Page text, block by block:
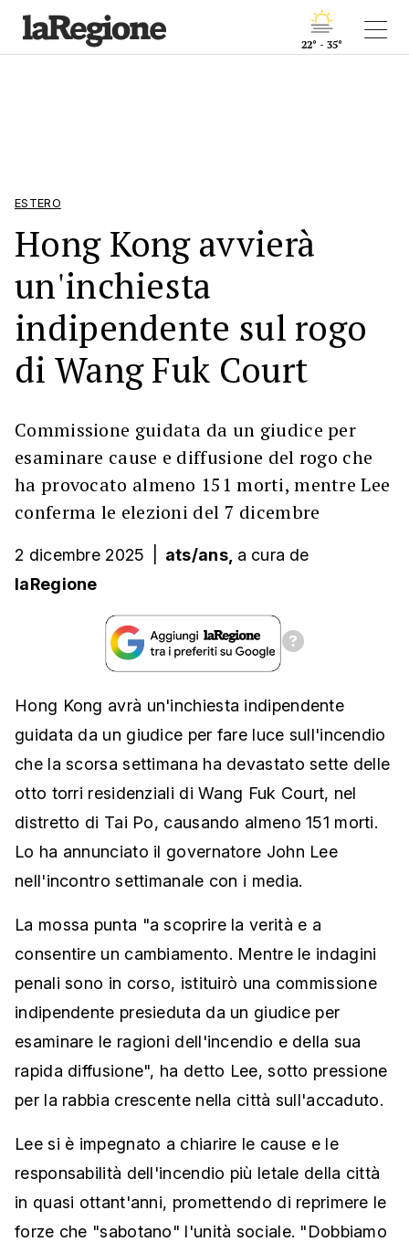
22° - 35°
ESTERO
Hong Kong avvierà
un'inchiesta
indipendente sul rogo
di Wang Fuk Court
Commissione guidata da un giudice per
esaminare cause e diffusione del rogo che
ha provocato almeno 151 morti, mentre Lee
conferma le elezioni del 7 dicembre
2 dicembre 2025 ats/ans, a cura de
laRegione
Hong Kong avrà un'inchiesta indipendente
guidata da un giudice per fare luce sull'incendio
che la scorsa settimana ha devastato sette delle
otto torri residenziali di Wang Fuk Court, nel
distretto di Tai Po, causando almeno 151 morti.
Lo ha annunciato il governatore John Lee
nell'incontro settimanale con i media.
La mossa punta "a scoprire la verità e a
consentire un cambiamento. Mentre le indagini
penali sono in corso, istituirò una commissione
indipendente presieduta da un giudice per
esaminare le ragioni dell'incendio e della sua
rapida diffusione", ha detto Lee, sotto pressione
per la rabbia crescente nella città sull'accaduto.
Lee si è impegnato a chiarire le cause e le
responsabilità dell'incendio più letale della città
in quasi ottant'anni, promettendo di reprimere le
forze che "sabotano" l'unità sociale. "Dobbiamo